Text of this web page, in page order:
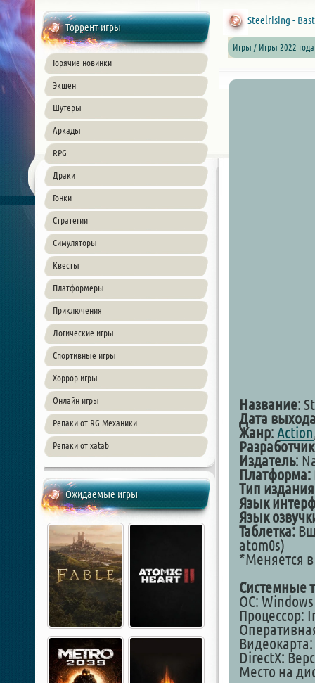
Торрент игры
Горячие новинки
Экшен
Шутеры
Аркады
RPG
Драки
Гонки
Стратегии
Симуляторы
Квесты
Платформеры
Приключения
Логические игры
Спортивные игры
Хоррор игры
Онлайн игры
Репаки от RG Механики
Репаки от xatab
Ожидаемые игры
Steelrising -
Игры / Игры 2022
Название:
Дата
Жанр: Action
Разработчик
Издатель:
Платформа:
Тип издания
Язык
Язык
Таблетка:
atom0s)
*Меняется
Системные
ОС:
Процессор:
Видеокарта:
DirectX:
Место на